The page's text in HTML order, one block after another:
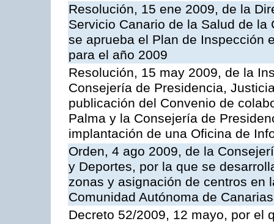
Resolución, 15 ene 2009, de la
Servicio Canario de la Salud de
se aprueba el Plan de Inspección
para el año 2009
Resolución, 15 may 2009, de la
Consejería de Presidencia,
publicación del Convenio de
Palma y la Consejería de
implantación de una Oficina de
Orden, 4 ago 2009, de la
y Deportes, por la que se
zonas y asignación de centros en
Comunidad Autónoma de Canarias
Decreto 52/2009, 12 mayo, por el